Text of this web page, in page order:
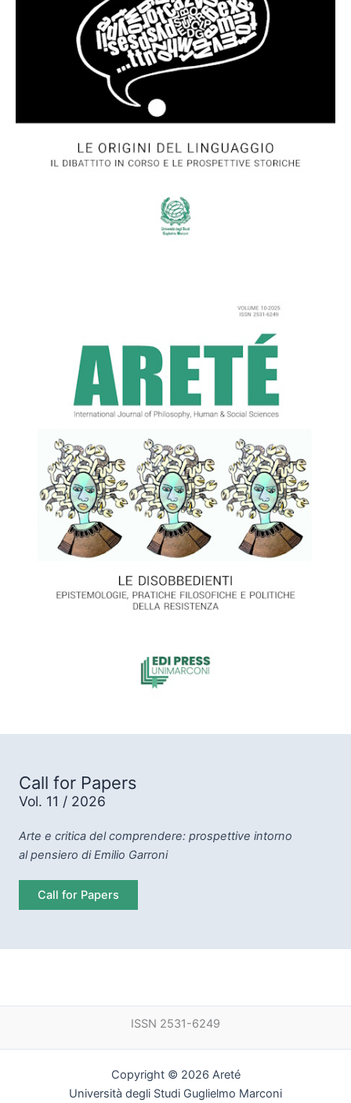
Call for Papers
Vol. 11 / 2026
Arte e critica del comprendere: prospettive intorno
al pensiero di Emilio Garroni
Call for Papers
ISSN 2531-6249
Copyright © 2026 Areté
Università degli Studi Guglielmo Marconi